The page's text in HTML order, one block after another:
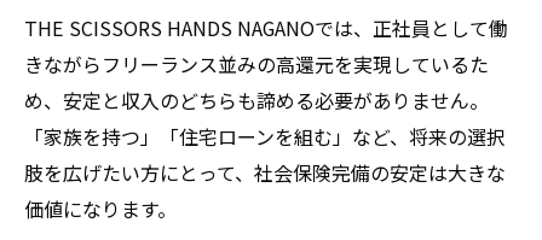
THE SCISSORS HANDS NAGANOでは、正社員として働
きながらフリーランス並みの高還元を実現しているた
め、安定と収入のどちらも諦める必要がありません。
「家族を持つ」「住宅ローンを組む」など、将来の選択
肢を広げたい方にとって、社会保険完備の安定は大きな
価値になります。